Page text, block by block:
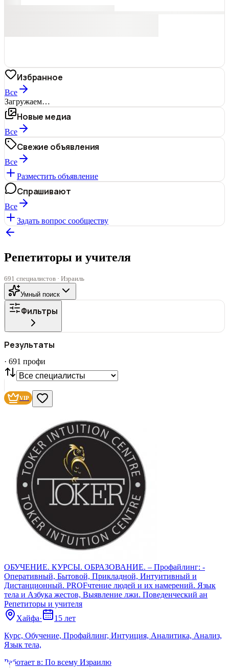
Избранное
Все
Загружаем…
Новые медиа
Все
Свежие объявления
Все
Разместить объявление
Спрашивают
Все
Задать вопрос сообществу
Репетиторы и учителя
691 специалистов · Израиль
Умный поиск
Фильтры
Все
СТАТУС
VIP С фото
691 профи
Сбросить
Результаты
· 691 профи
VIP
ОБУЧЕНИЕ. КУРСЫ. ОБРАЗОВАНИЕ. – Профайлинг: -
Оперативный, Бытовой, Прикладной, Интуитивный и
Дистанционный. PROFчтение людей и их намерений. Язык
тела и Азбука жестов, Выявление лжи. Поведенческий ан
Репетиторы и учителя
Хайфа·
15 лет
Курс, Обучение, Профайлинг, Интуиция, Аналитика, Анализ,
Язык тела,
Работает в: По всему Израилю